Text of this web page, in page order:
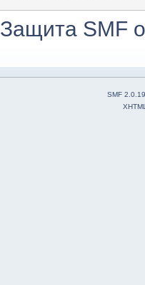
Защита SMF
SMF 2.0.19